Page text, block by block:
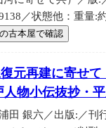
／状態他：重量:
古本屋で確認
元再建に寄せて
人物小伝抜抄・
田 銀六／出版:／刊